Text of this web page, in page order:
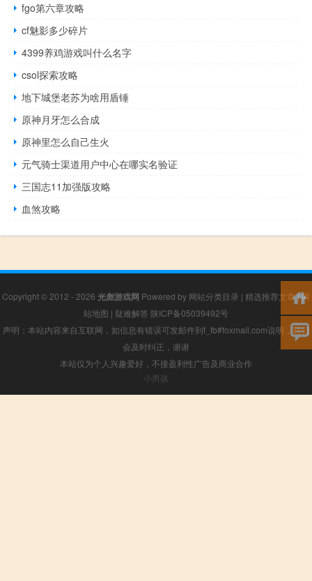
fgo第六章攻略
cf魅影多少碎片
4399养鸡游戏叫什么名字
csol探索攻略
地下城堡老苏为啥用盾锤
原神月牙怎么合成
原神里怎么自己生火
元气骑士渠道用户中心在哪实名验证
三国志11加强版攻略
血煞攻略
Copyright © 2012 - 2026 光彪游戏网 Powered by 网站分类目录 | 精选推荐文章|网
站地图 | 疑难解答 陕ICP备05039492号
声明：本站内容来自互联网，如信息有错误可发邮件到f_fb#foxmail.com说明，我们
会及时纠正，谢谢
本站仅为个人兴趣爱好，不接盈利性广告及商业合作
小男孩